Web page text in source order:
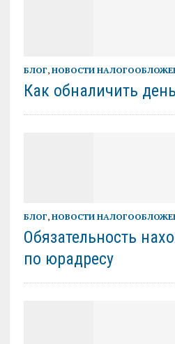
БЛОГ, НОВОСТИ
Как обналичить
БЛОГ, НОВОСТИ
Обязательность
по юрадресу